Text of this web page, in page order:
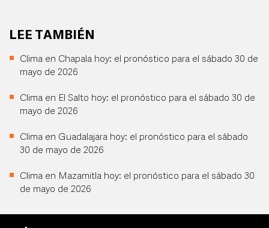
LEE TAMBIÉN
Clima en Chapala hoy: el pronóstico para el sábado 30 de
mayo de 2026
Clima en El Salto hoy: el pronóstico para el sábado 30 de
mayo de 2026
Clima en Guadalajara hoy: el pronóstico para el sábado
30 de mayo de 2026
Clima en Mazamitla hoy: el pronóstico para el sábado 30
de mayo de 2026